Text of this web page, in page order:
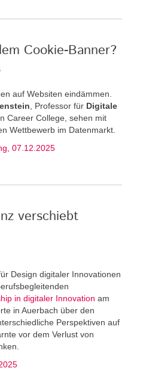
Cookie-Banner?
auf Websiten eindämmen.
, Professor für Digitale
Career College, sehen mit
Wettbewerb im Datenmarkt.
07.12.2025
verschiebt
Design digitaler Innovationen
in digitaler Innovation am
in Auerbach über den
Perspektiven auf
vor dem Verlust von